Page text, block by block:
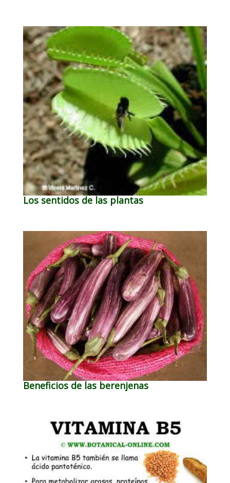
Los sentidos de las plantas
Beneficios de las berenjenas